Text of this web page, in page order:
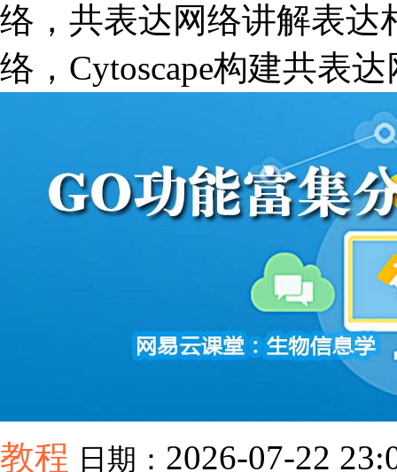
络，共表达网络讲解表达
络，Cytoscape构建共表
教程 日期： 2026-07-22